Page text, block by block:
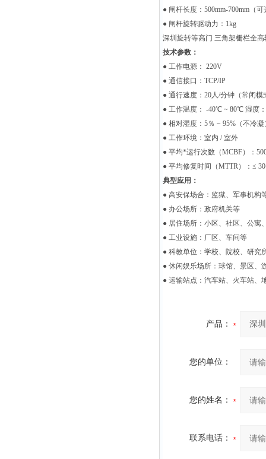
● 闸杆长度：500mm-700mm（可
● 闸杆旋转驱动力：1kg
深圳旋转等高门 三角架栅栏全高
技术参数：
● 工作电源： 220V
● 通信接口：TCP/IP
● 通行速度：20人/分钟（常闭
● 工作温度： -40℃ ~ 80℃ 湿度：
● 相对湿度：5％ ~ 95%（不冷凝
● 工作环境：室内 / 室外
● 平均*运行次数（MCBF）：
● 平均修复时间（MTTR）：≤
典型应用：
● 高安保场合：监獄、军事机构
● 办公场所：政府机关等
● 居住场所：小区、社区、公寓
● 工业设施：厂区、车间等
● 科教单位：学校、院校、研究
● 休闲娱乐场所：球馆、景区、
● 运输站点：汽车站、火车站、
产品：
您的单位：
您的姓名：
联系电话：